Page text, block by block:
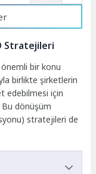
Stratejileri
bir konu
birlikte şirketlerin
edebilmesi için
Bu dönüşüm
stratejileri de